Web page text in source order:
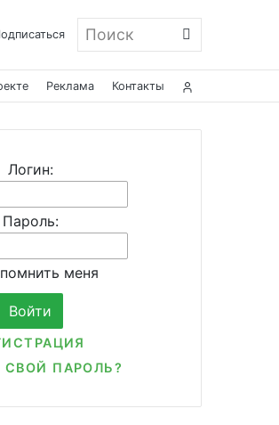
Поиск
Реклама Контакты
Логин:
Пароль:
меня
СВОЙ ПАРОЛЬ?